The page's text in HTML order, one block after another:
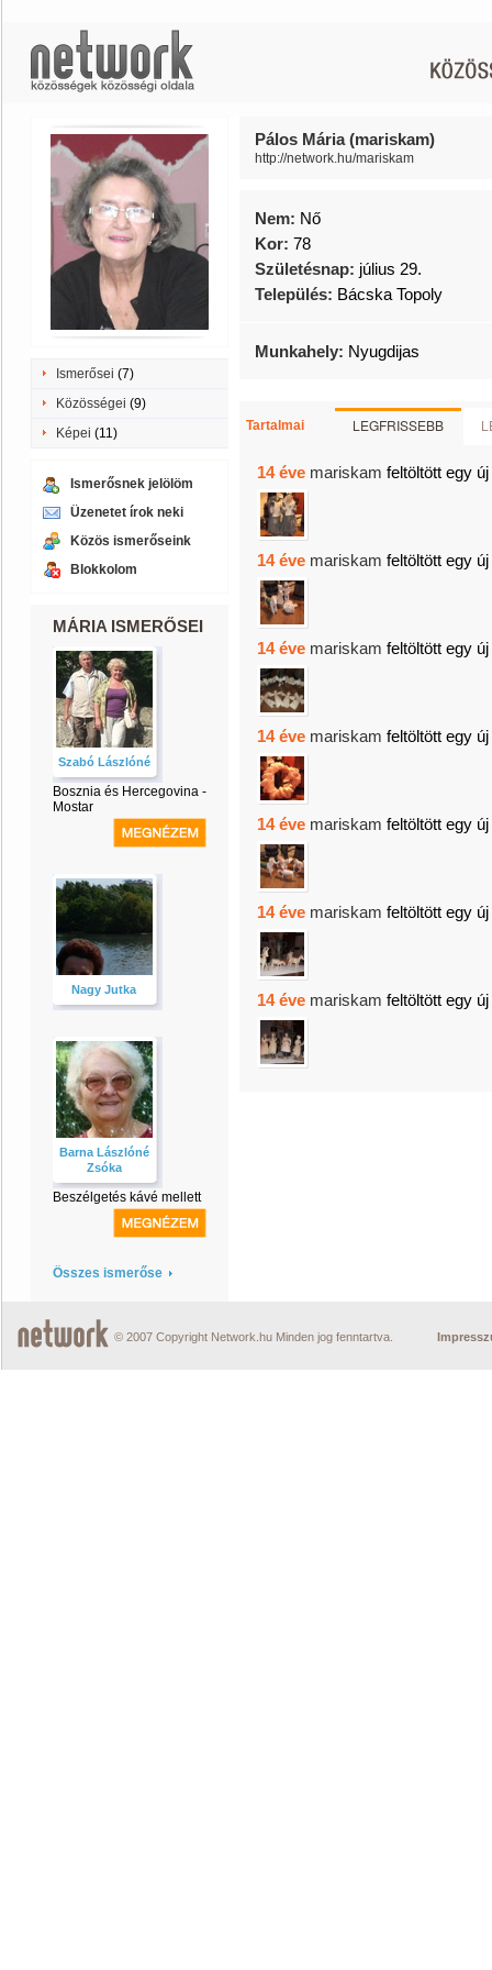
Ismerősei (7)
Közösségei (9)
Képei (11)
Ismerősnek jelölöm
Üzenetet írok neki
Közös ismerőseink
Blokkolom
MÁRIA ISMERŐSEI
Szabó Lászlóné
Bosznia és Hercegovina -
Mostar
Nagy Jutka
Barna Lászlóné
Zsóka
Beszélgetés kávé mellett
Összes ismerőse
Pálos Mária (mariskam)
http://network.hu/mariskam
Nem: Nő
Kor: 78
Születésnap: július 29.
Település: Bácska Topoly
Munkahely: Nyugdijas
Tartalmai LEGFRISSEBB
14 éve mariskam feltöltött egy új
14 éve mariskam feltöltött egy új
14 éve mariskam feltöltött egy új
14 éve mariskam feltöltött egy új
14 éve mariskam feltöltött egy új
14 éve mariskam feltöltött egy új
14 éve mariskam feltöltött egy új
© 2007 Copyright Network.hu Minden jog fenntartva.